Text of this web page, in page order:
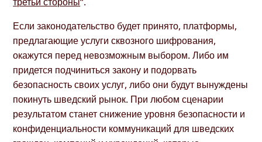
Если законодательство будет принято, платформы,
предлагающие услуги сквозного шифрования,
окажутся перед невозможным выбором. Либо им
придется подчиниться закону и подорвать
безопасность своих услуг, либо они будут вынуждены
покинуть шведский рынок. При любом сценарии
результатом станет снижение уровня безопасности и
конфиденциальности коммуникаций для шведских